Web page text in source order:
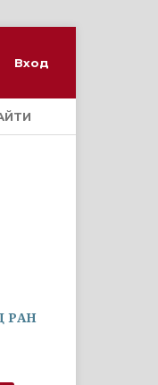
Вход
РАН